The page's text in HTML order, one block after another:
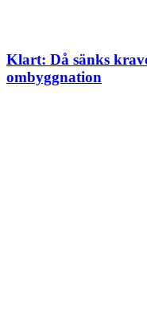
Klart: Då sänks
ombyggnation